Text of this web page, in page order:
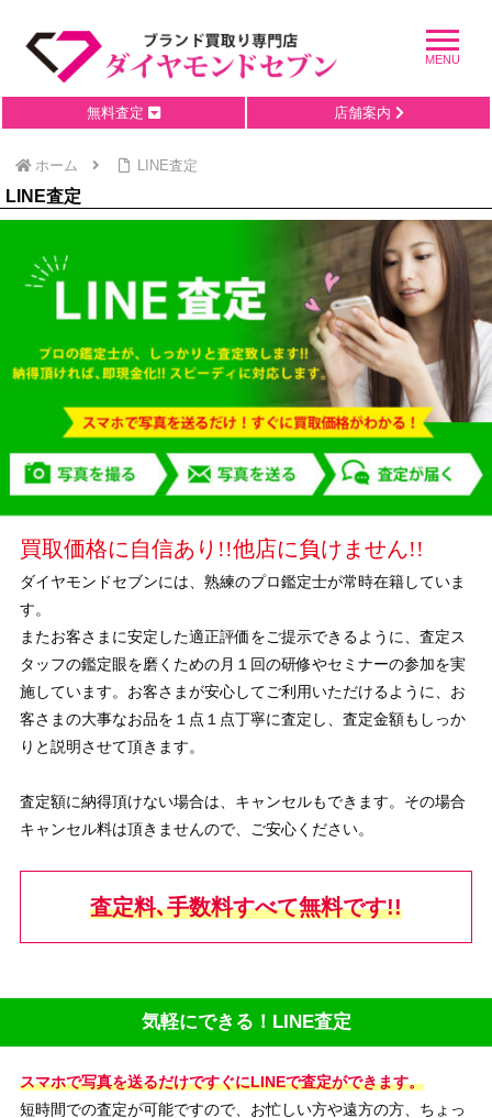
無料査定 店舗案内
ホーム LINE査定
LINE査定
買取価格に自信あり!!他店に負けません!!
ダイヤモンドセブンには、熟練のプロ鑑定士が常時在籍していま
す。
またお客さまに安定した適正評価をご提示できるように、査定ス
タッフの鑑定眼を磨くための月１回の研修やセミナーの参加を実
施しています。お客さまが安心してご利用いただけるように、お
客さまの大事なお品を１点１点丁寧に査定し、査定金額もしっか
りと説明させて頂きます。
査定額に納得頂けない場合は、キャンセルもできます。その場合
キャンセル料は頂きませんので、ご安心ください。
査定料､手数料すべて無料です!!
気軽にできる！LINE査定
スマホで写真を送るだけですぐにLINEで査定ができます。
短時間での査定が可能ですので、お忙しい方や遠方の方、ちょっ